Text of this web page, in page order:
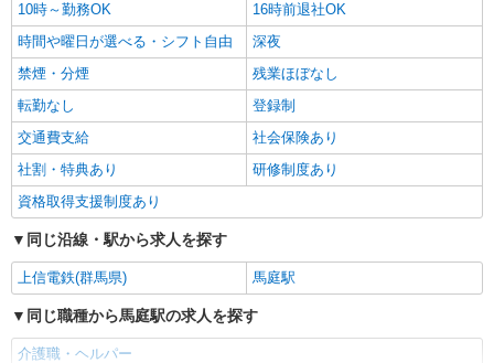
10時～勤務OK
16時前退社OK
時間や曜日が選べる・シフト自由
深夜
禁煙・分煙
残業ほぼなし
転勤なし
登録制
交通費支給
社会保険あり
社割・特典あり
研修制度あり
資格取得支援制度あり
同じ沿線・駅から求人を探す
上信電鉄(群馬県) 馬庭駅
同じ職種から馬庭駅の求人を探す
介護職・ヘルパー